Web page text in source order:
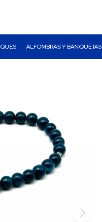
ALFOMBRAS Y BANQUETAS